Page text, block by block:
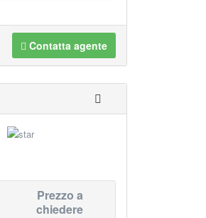
Contatta agente
Prezzo a
chiedere